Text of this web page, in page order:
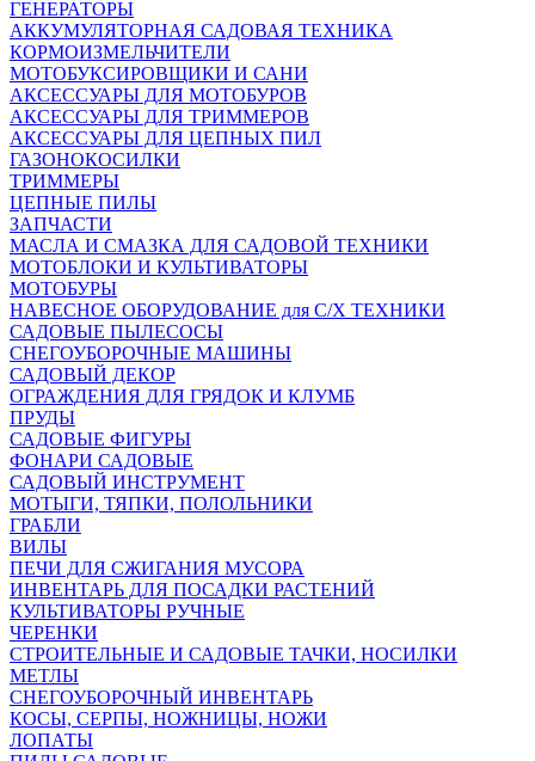
ГЕНЕРАТОРЫ
АККУМУЛЯТОРНАЯ САДОВАЯ ТЕХНИКА
КОРМОИЗМЕЛЬЧИТЕЛИ
МОТОБУКСИРОВЩИКИ И САНИ
АКСЕССУАРЫ ДЛЯ МОТОБУРОВ
АКСЕССУАРЫ ДЛЯ ТРИММЕРОВ
АКСЕССУАРЫ ДЛЯ ЦЕПНЫХ ПИЛ
ГАЗОНОКОСИЛКИ
ТРИММЕРЫ
ЦЕПНЫЕ ПИЛЫ
ЗАПЧАСТИ
МАСЛА И СМАЗКА ДЛЯ САДОВОЙ ТЕХНИКИ
МОТОБЛОКИ И КУЛЬТИВАТОРЫ
МОТОБУРЫ
НАВЕСНОЕ ОБОРУДОВАНИЕ для С/Х ТЕХНИКИ
САДОВЫЕ ПЫЛЕСОСЫ
СНЕГОУБОРОЧНЫЕ МАШИНЫ
САДОВЫЙ ДЕКОР
ОГРАЖДЕНИЯ ДЛЯ ГРЯДОК И КЛУМБ
ПРУДЫ
САДОВЫЕ ФИГУРЫ
ФОНАРИ САДОВЫЕ
САДОВЫЙ ИНСТРУМЕНТ
МОТЫГИ, ТЯПКИ, ПОЛОЛЬНИКИ
ГРАБЛИ
ВИЛЫ
ПЕЧИ ДЛЯ СЖИГАНИЯ МУСОРА
ИНВЕНТАРЬ ДЛЯ ПОСАДКИ РАСТЕНИЙ
КУЛЬТИВАТОРЫ РУЧНЫЕ
ЧЕРЕНКИ
СТРОИТЕЛЬНЫЕ И САДОВЫЕ ТАЧКИ, НОСИЛКИ
МЕТЛЫ
СНЕГОУБОРОЧНЫЙ ИНВЕНТАРЬ
КОСЫ, СЕРПЫ, НОЖНИЦЫ, НОЖИ
ЛОПАТЫ